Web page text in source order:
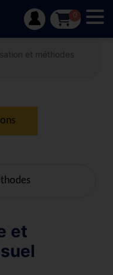
0
et méthodes
et